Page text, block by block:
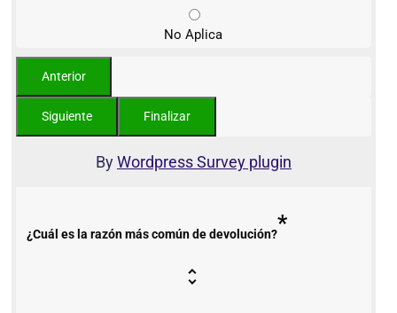
No Aplica
ByWordpress Survey plugin
¿Cuál es la razón más común de devolución?*